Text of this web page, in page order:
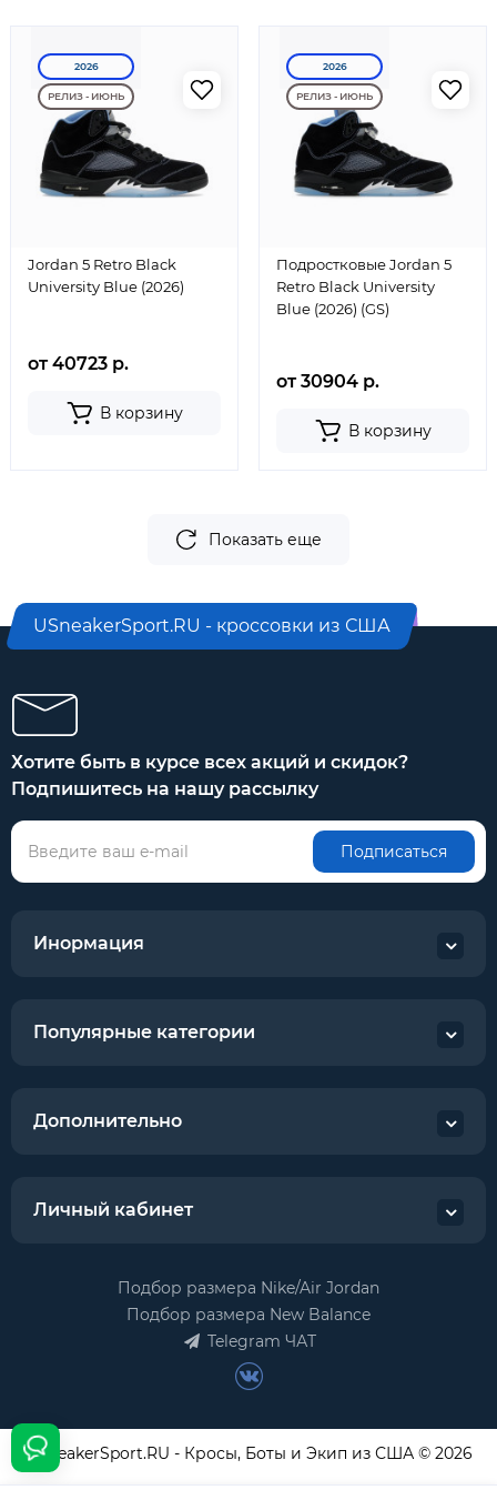
2026
РЕЛИЗ - ИЮНЬ
Jordan 5 Retro Black
University Blue (2026)
от 40723 р.
В корзину
2026
РЕЛИЗ - ИЮНЬ
Подростковые Jordan 5
Retro Black University
Blue (2026) (GS)
от 30904 р.
В корзину
Показать еще
USneakerSport.RU - кроссовки из США
Хотите быть в курсе всех акций и скидок?
Подпишитесь на нашу рассылку
Подписаться
Инормация
Популярные категории
Дополнительно
Личный кабинет
Подбор размера Nike/Air Jordan
Подбор размера New Balance
Telegram ЧАТ
USneakerSport.RU - Кросы, Боты и Экип из США © 2026